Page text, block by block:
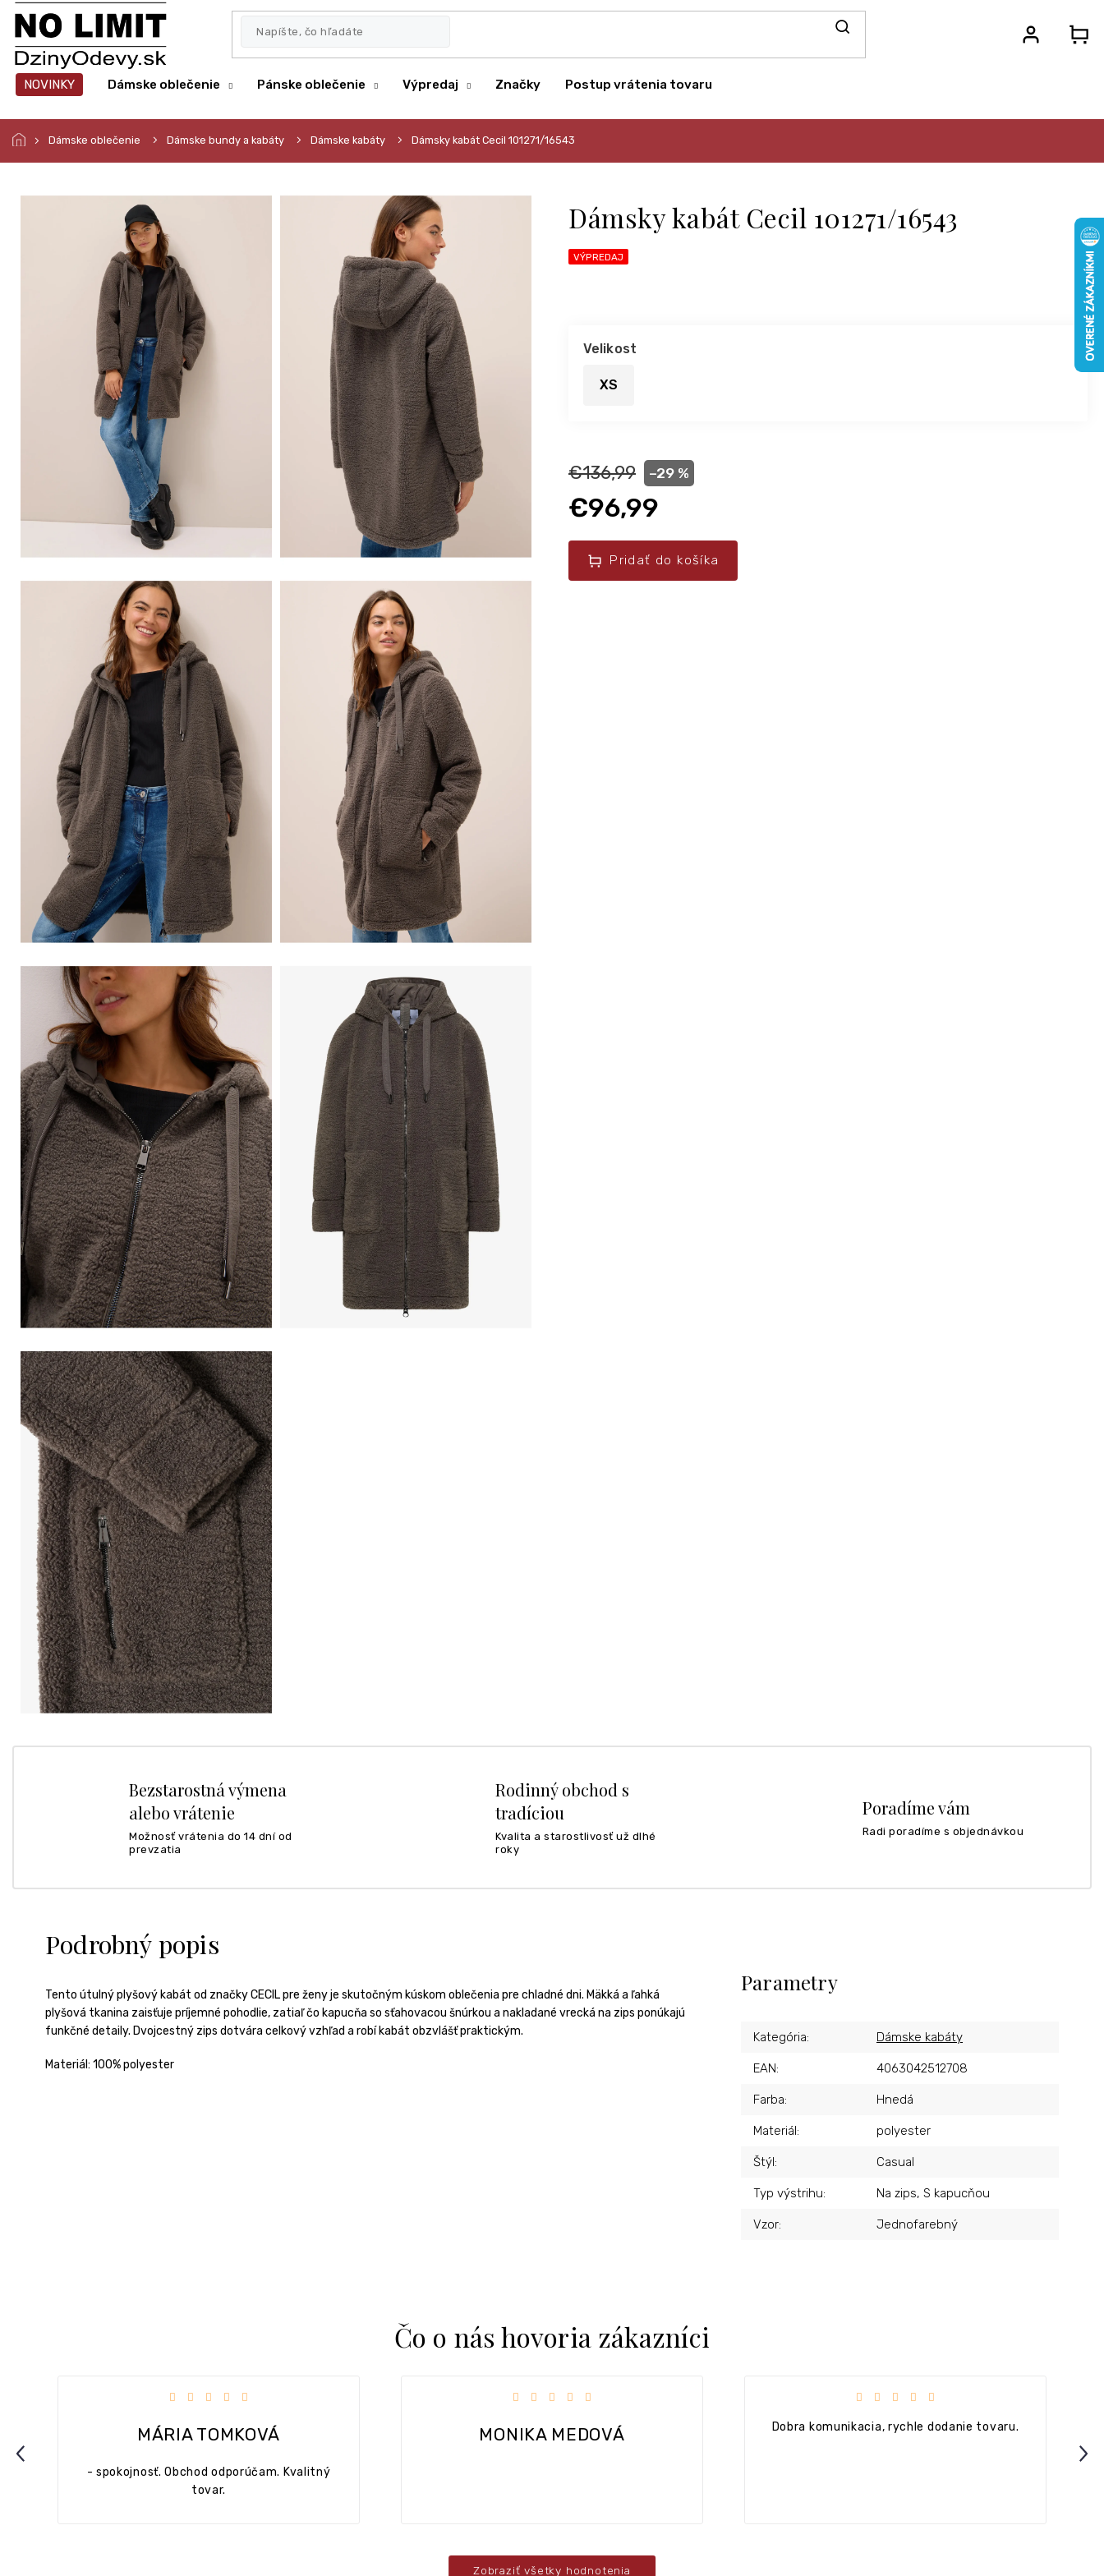
Prejsť
obsah
NOVINKY Dámske oblečenie Pánske oblečenie Výpredaj Značky Postup vrátenia tovaru
Dámske oblečenie Dámske bundy a kabáty Dámske kabáty Dámsky kabát Cecil 101271/16543
Dámsky kabát Cecil 101271/16543
VÝPREDAJ
€136,99 –29 %
€96,99
Pridať do košíka
Velikost
XS
Bezstarostná výmena
alebo vrátenie
Možnosť vrátenia do 14 dní od
prevzatia
Rodinný obchod s
tradíciou
Kvalita a starostlivosť už dlhé
roky
Poradíme vám
Radi poradíme s objednávkou
Podrobný popis
Tento útulný plyšový kabát od značky CECIL pre ženy je skutočným kúskom oblečenia pre chladné dni. Mäkká a ľahká
plyšová tkanina zaisťuje príjemné pohodlie, zatiaľ čo kapucňa so sťahovacou šnúrkou a nakladané vrecká na zips ponúkajú
funkčné detaily. Dvojcestný zips dotvára celkový vzhľad a robí kabát obzvlášť praktickým.
Materiál: 100% polyester
Parametry
Kategória: Dámske kabáty
EAN: 4063042512708
Farba: Hnedá
Materiál: polyester
Štýl: Casual
Typ výstrihu: Na zips, S kapucňou
Vzor: Jednofarebný
Čo o nás hovoria zákazníci
Previous
MONIKA MEDOVÁ
Hodnotenie obchodu je 5 z 5 hviezdičiek. Hodnotenie obchodu je 5 z 5 hviezdičiek.
Dobra komunikacia, rychle dodanie tovaru.
Hodnotenie obchodu je 4 z 5 hviezdičiek.
+ Ok
Next
Zobraziť všetky hodnotenia